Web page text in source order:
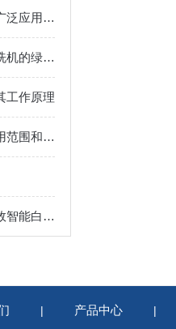
蒸煮锅在现代食品行业的广泛应用已经很普遍
果蔬净界新纪元：智能清洗机的绿色革命
工作原理
你知道电磁搅拌炒锅的应用范围和注意事项吗？
科技赋能新厨房：揭秘高效智能白萝卜清洗机
| 产品中心 |